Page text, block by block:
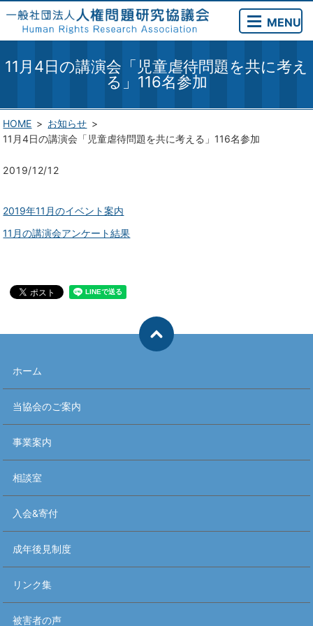
MENU
11月4日の講演会「児童虐待問題を共に考え
る」116名参加
HOME
お知らせ
11月4日の講演会「児童虐待問題を共に考える」116名参加
2019/12/12
2019年11月のイベント案内
11月の講演会アンケート結果
ホーム
当協会のご案内
事業案内
相談室
入会&寄付
成年後見制度
リンク集
被害者の声